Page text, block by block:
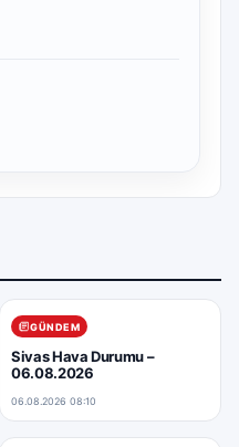
GÜNDEM
Sivas Hava Durumu –
06.08.2026
06.08.2026 08:10